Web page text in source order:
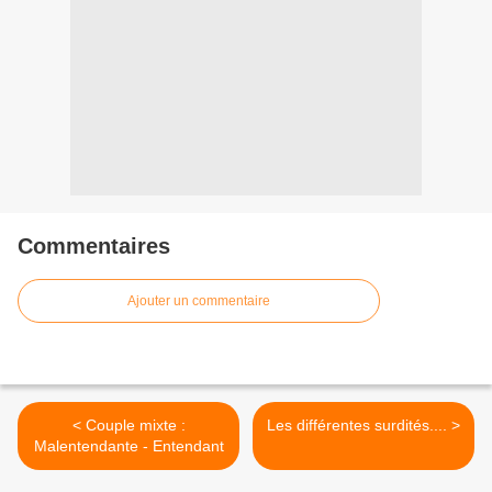
Commentaires
Ajouter un commentaire
< Couple mixte :
Malentendante - Entendant
Les différentes surdités.... >